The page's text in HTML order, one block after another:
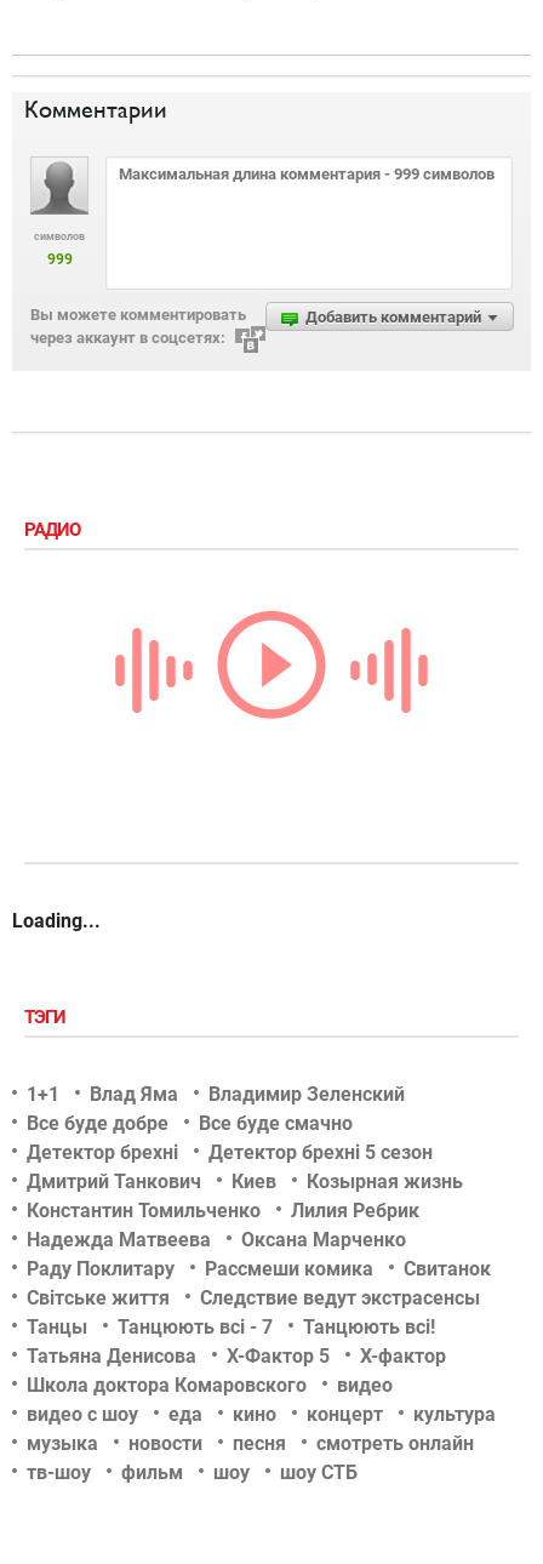
Комментарии
символов
999
Добавить комментарий
Вы можете комментировать
через аккаунт в соцсетях:
РАДИО
Loading...
ТЭГИ
1+1 Влад Яма
Владимир Зеленский
Все буде добре
Все буде смачно
Детектор брехні
Детектор брехні 5 сезон
Дмитрий Танкович
Киев
Козырная жизнь
Константин Томильченко
Лилия Ребрик
Надежда Матвеева
Оксана Марченко
Раду Поклитару
Рассмеши комика
Свитанок
Світське життя
Следствие ведут экстрасенсы
Танцы
Танцюють всі - 7
Танцюють всі!
Татьяна Денисова
Х-Фактор 5
Х-фактор
Школа доктора Комаровского
видео
видео с шоу
еда кино концерт
культура
музыка
новости песня
смотреть онлайн
тв-шоу
фильм шоу шоу СТБ